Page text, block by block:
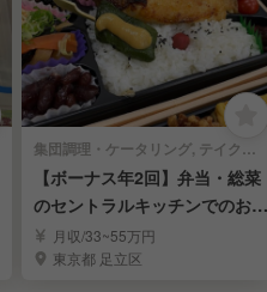
集団調理・ケータリング, テイクアウト・惣菜・弁当屋 | キッチンスタッフ
【ボーナス年2回】弁当・総菜
のセントラルキッチンでのお仕
事 月収/33~55万円
東京都 足立区